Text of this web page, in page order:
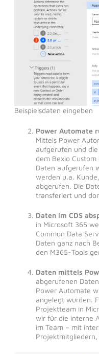
Beispielsdaten eingeben
Power Automate
Mittels Power
aufgerufen und
dem Bexio
Daten aufgerufen
werden u.a.
abgerufen. Die
transferiert und
Daten im CDS
in Microsoft 365
Common Data
Daten ganz nach
den M365-Tools
Daten mittels
abgerufenen
Power Automate
angelegt wurden.
Projektteam in
wir für die interne
im Team – mit